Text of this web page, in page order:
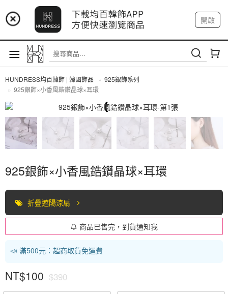
📢 市集預告：9/4-9/6 淡水捷運站
📢 市集預告：9/12-9/13 八里海巡基地
📢 市集預告：8/22-8/23 桃園青埔置地廣場
開啟
註冊 我的帳戶
HUNDRESS均百韓飾 | 韓國飾品
925銀飾系列
925銀飾×小香風鋯鑽晶球×耳環
925銀飾系列
925銀飾×小香風鋯鑽晶球×耳環
折疊遮陽涼扇
商品已售完，到貨通知我
📣 滿500元：超商取貨免運費
NT$100 $390